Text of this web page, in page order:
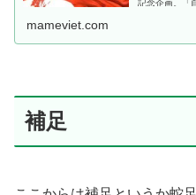
記念企画。「
mameviet.com
補足